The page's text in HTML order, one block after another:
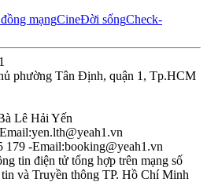
mạngCineĐời sốngCheck-
phường Tân Định, quận 1, Tp.HCM
Lê Hải Yến
Email:yen.lth@yeah1.vn
179 -Email:booking@yeah1.vn
tin điện tử tổng hợp trên mạng số
và Truyền thông TP. Hồ Chí Minh